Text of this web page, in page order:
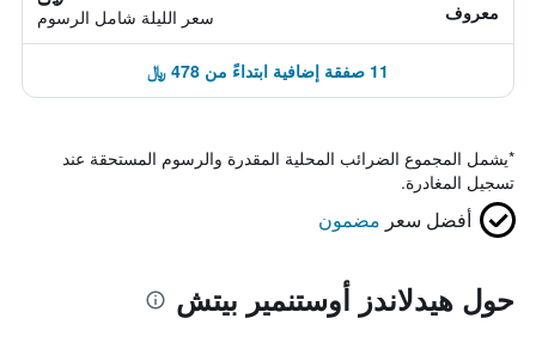
معروف
سعر الليلة شامل الرسوم
11 صفقة إضافية ابتداءً من 478 ﷼
*يشمل المجموع الضرائب المحلية المقدرة والرسوم المستحقة عند
تسجيل المغادرة.
أفضل سعر مضمون
حول هيدلاندز أوستنمير بيتش